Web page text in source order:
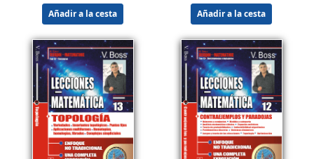
Añadir a la cesta Añadir a la cesta